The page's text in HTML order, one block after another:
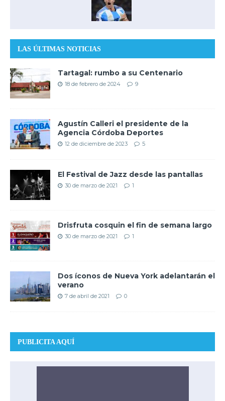
LAS ÚLTIMAS NOTICIAS
Tartagal: rumbo a su Centenario
18 de febrero de 2024 9
Agustín Calleri el presidente de la
Agencia Córdoba Deportes
12 de diciembre de 2023 5
El Festival de Jazz desde las pantallas
30 de marzo de 2021 1
Drisfruta cosquin el fin de semana largo
30 de marzo de 2021 1
Dos íconos de Nueva York adelantarán el
verano
7 de abril de 2021 0
PUBLICITA AQUÍ